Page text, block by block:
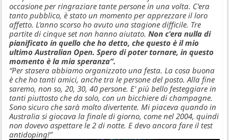
occasione per ringraziare tante persone in una volta. C'era
tanto pubblico, è stato un momento per apprezzare il loro
affetto. L'anno scorso ho avuto una stagione difficile. Tre
partite di cinque set non hanno aiutato.Non c'era nulla di
pianificato in quello che ho detto, che questo è il mio
ultimo Australian Open. Spero di poter tornare, in questo
momento è la mia speranza”.
“Per stasera abbiamo organizzato una festa. La cosa buona
è che ho tanti amici, anche tra le persone del posto. Alla fine
saremo, non so, 20, 30, 40 persone. E' più bello festeggiare in
tanti piuttosto che da solo, con un bicchiere di champagne.
Sono sicuro che sarà molto divertente. Mi piaceva quando in
Australia si giocava la finale di giorno, come nel 2004, quindi
non dovevo aspettare le 2 di notte. E devo ancora fare il test
antidoping!”